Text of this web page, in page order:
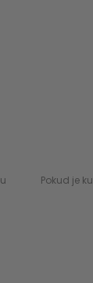
Pokud je